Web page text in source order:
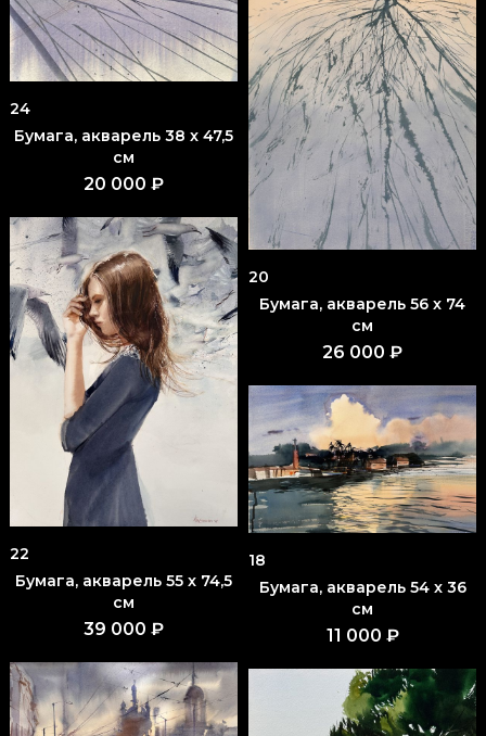
24
Бумага, акварель 38 x 47,5
см
20 000 ₽
22
Бумага, акварель 55 x 74,5
см
39 000 ₽
20
Бумага, акварель 56 x 74
см
26 000 ₽
18
Бумага, акварель 54 x 36
см
11 000 ₽